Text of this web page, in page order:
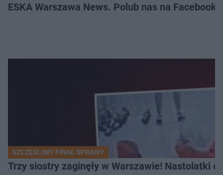
ESKA Warszawa News. Polub nas na
SZCZĘŚLIWY FINAŁ SPRAWY
Trzy siostry zaginęły w Warszawie! Nastolatki